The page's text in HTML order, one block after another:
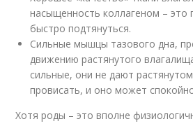
насыщенность коллагеном – это
быстро подтянуться.
Сильные мышцы тазового дна,
движению растянутого
сильные, они не дают
провисать, и оно может
Хотя роды – это вполне